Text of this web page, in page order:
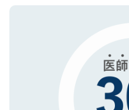
で、機密保持に
ので、まずはご登